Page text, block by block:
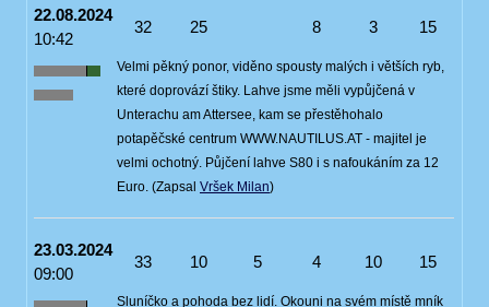
22.08.2024
10:42
32 25 8 3 15
Velmi pěkný ponor, viděno spousty malých i větších ryb,
které doprovází štiky. Lahve jsme měli vypůjčená v
Unterachu am Attersee, kam se přestěhohalo
potapěčské centrum WWW.NAUTILUS.AT - majitel je
velmi ochotný. Půjčení lahve S80 i s nafoukáním za 12
Euro. (Zapsal Vršek Milan)
23.03.2024
09:00
33 10 5 4 10 15
Sluníčko a pohoda bez lidí. Okouni na svém místě mník